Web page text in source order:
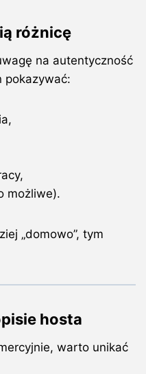
różnicę
na autentyczność
pokazywać:
możliwe).
„domowo”, tym
hosta
warto unikać